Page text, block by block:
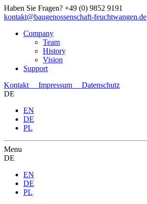
Haben Sie Fragen? +49 (0) 9852 9191
kontakt@baugenossenschaft-feuchtwangen.de
Company
Team
History
Vision
Support
Kontakt Impressum Datenschutz
DE
EN
DE
PL
Menu
DE
EN
DE
PL